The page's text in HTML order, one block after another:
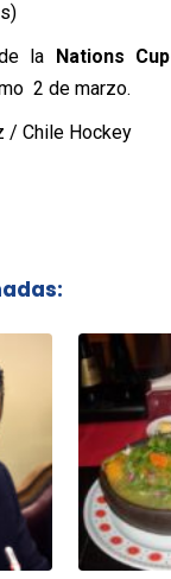
la
Nations Cup
2 de marzo.
/ Chile Hockey